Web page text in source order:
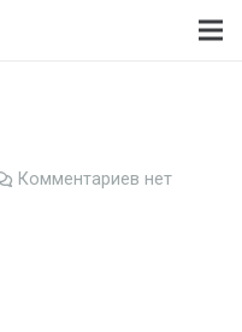
Комментариев нет